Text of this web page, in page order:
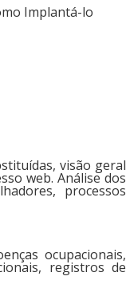
Implantá-lo
visão geral
web. Análise dos
processos
ocupacionais,
registros de